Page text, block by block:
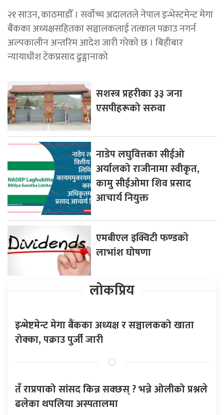
२१ साउन, काठमाडाैँ । सर्वोच्च अदालतले नेपाल इन्भेस्टमेन्ट मेगा
बैंकका अध्यक्षसहितका सञ्चालकलाई तत्काल पक्राउ नगर्न
अल्पकालीन अन्तरिम आदेश जारी गरेको छ । बिहीबार
न्यायाधीश टेकप्रसाद ढुङ्गानाको
सशस्त्र प्रहरीका ३३ जना
एसपीहरूको सरुवा
नाडेप लघुवित्तका सीईओ
अर्यालको राजीनामा स्वीकृत,
कामु सीईओमा शिव प्रसाद
आचार्य नियुक्त
एमबीएल इक्विटी फण्डको
लाभांश घोषणा
लोकप्रिय
इन्भेष्टमेन्ट मेगा बैंकका अध्यक्ष र सञ्चालकको खाता
रोक्का, पक्राउ पुर्जी जारी
तँ राप्रपाको सांसद किन्न सक्छस् ? भन्ने ओलीको प्रश्नले
ढलेका थपलिया अस्पतालमा